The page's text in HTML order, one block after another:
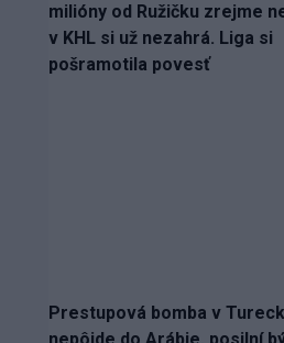
milióny od Ružičku zrejme
v KHL si už nezahrá. Liga si
pošramotila povesť
Prestupová bomba v